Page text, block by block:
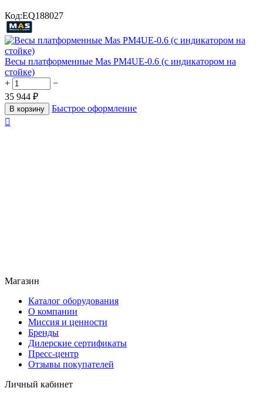
Код:EQ188027
Весы платформенные Mas PM4UЕ-0.6 (с индикатором на
стойке)
+
−
35 944 ₽
В корзину
Быстрое оформление

Магазин
Каталог оборудования
О компании
Миссия и ценности
Бренды
Дилерские сертификаты
Пресс-центр
Отзывы покупателей
Личный кабинет